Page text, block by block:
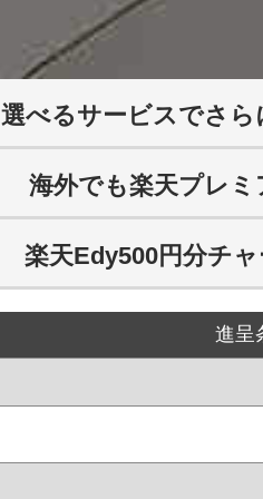
選べるサービスでさ
海外でも楽天プレミ
楽天Edy500円分チ
進呈